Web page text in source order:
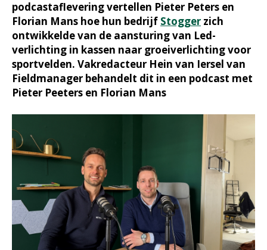
podcastaflevering vertellen Pieter Peters en
Florian Mans hoe hun bedrijf Stogger zich
ontwikkelde van de aansturing van Led-
verlichting in kassen naar groeiverlichting voor
sportvelden. Vakredacteur Hein van Iersel van
Fieldmanager behandelt dit in een podcast met
Pieter Peeters en Florian Mans